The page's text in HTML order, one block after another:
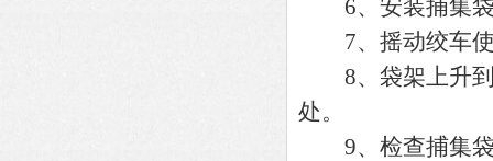
6、安装捕集袋
7、摇动绞车使
8、袋架上升到
处。
9、检查捕集袋